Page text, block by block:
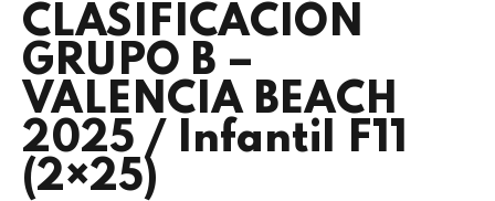
CLASIFICACIÓN
GRUPO B –
VALENCIA BEACH
2025 / Infantil F11
(2×25)